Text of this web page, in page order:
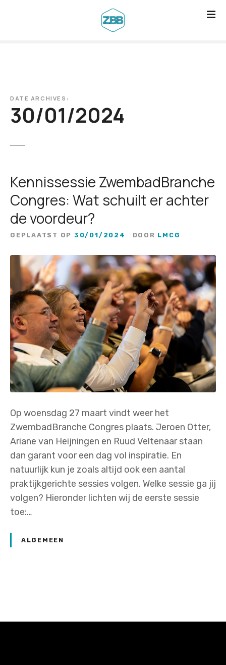
DATE ARCHIVES:
30/01/2024
Kennissessie ZwembadBranche
Congres: Wat schuilt er achter
de voordeur?
GEPLAATST OP 30/01/2024 DOOR LMCG
Op woensdag 27 maart vindt weer het
ZwembadBranche Congres plaats. Jeroen Otter,
Ariane van Heijningen en Ruud Veltenaar staan
dan garant voor een dag vol inspiratie. En
natuurlijk kun je zoals altijd ook een aantal
praktijkgerichte sessies volgen. Welke sessie ga jij
volgen? Hieronder lichten wij de eerste sessie
toe:…
ALGEMEEN
o